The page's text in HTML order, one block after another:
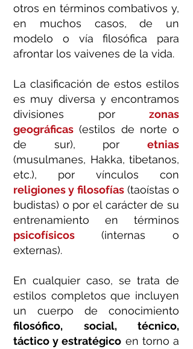
otros en términos combativos y,
en muchos casos, de un
modelo o vía filosófica para
afrontar los vaivenes de la vida.
La clasificación de estos estilos
es muy diversa y encontramos
divisiones por zonas
geográficas (estilos de norte o
de sur), por etnias
(musulmanes, Hakka, tibetanos,
etc.), por vínculos con
religiones y filosofías(taoístas o
budistas) o por el carácter de su
entrenamiento en términos
psicofísicos (internas o
externas).
En cualquier caso, se trata de
estilos completos que incluyen
un cuerpo de conocimiento
filosófico, social, técnico,
táctico y estratégico en torno a